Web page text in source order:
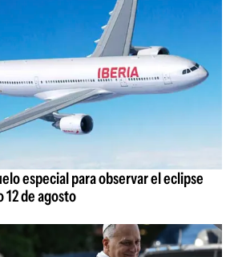
especial para observar el eclipse
de agosto